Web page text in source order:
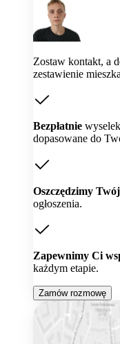
Zostaw kontakt, a
zestawienie
Bezpłatnie
dopasowane do
Oszczędzimy
ogłoszenia.
Zapewnimy Ci
każdym etapie.
Zamów rozmowę